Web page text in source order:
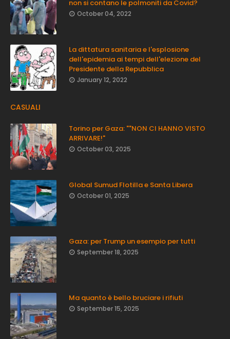
non si contano le polmoniti da Covid?
October 04, 2022
La dittatura sanitaria e l'esplosione
dell'epidemia ai tempi dell'elezione del
Presidente della Repubblica
January 12, 2022
CASUALI
Torino per Gaza: ""NON CI HANNO VISTO
ARRIVARE!"
October 03, 2025
Global Sumud Flotilla e Santa Libera
October 01, 2025
Gaza: per Trump un esempio per tutti
September 18, 2025
Ma quanto è bello bruciare i rifiuti
September 15, 2025